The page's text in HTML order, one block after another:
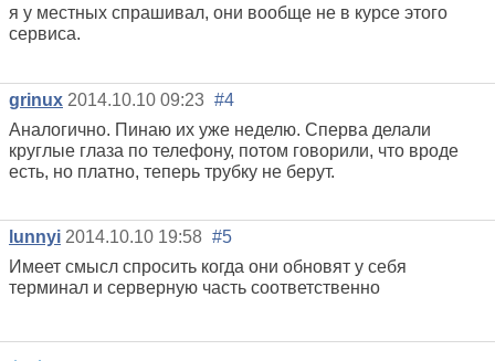
я у местных спрашивал, они вообще не в курсе этого
сервиса.
grinux 2014.10.10 09:23 #4
Аналогично. Пинаю их уже неделю. Сперва делали
круглые глаза по телефону, потом говорили, что вроде
есть, но платно, теперь трубку не берут.
lunnyi 2014.10.10 19:58 #5
Имеет смысл спросить когда они обновят у себя
терминал и серверную часть соответственно